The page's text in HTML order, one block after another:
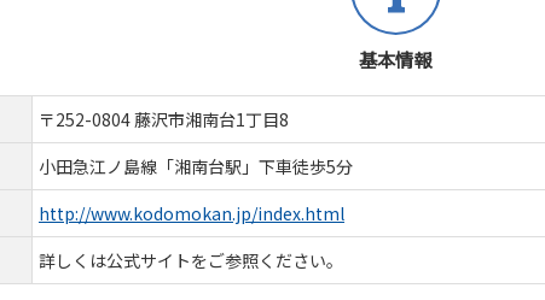
基本情報
〒252-0804 藤沢市湘南台1丁目8
小田急江ノ島線「湘南台駅」下車徒歩5分
http://www.kodomokan.jp/index.html
詳しくは公式サイトをご参照ください。